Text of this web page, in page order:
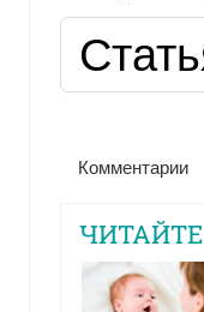
Комментарии